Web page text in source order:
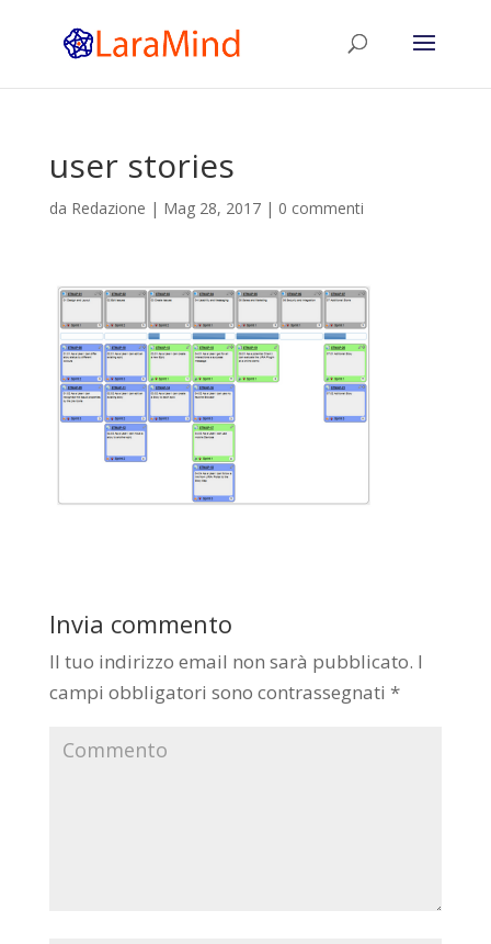
user stories
da Redazione | Mag 28, 2017| 0 commenti
Invia commento
Il tuo indirizzo email non sarà pubblicato. I
campi obbligatori sono contrassegnati *